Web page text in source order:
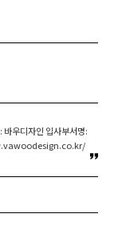
우디자인 입사부서명: